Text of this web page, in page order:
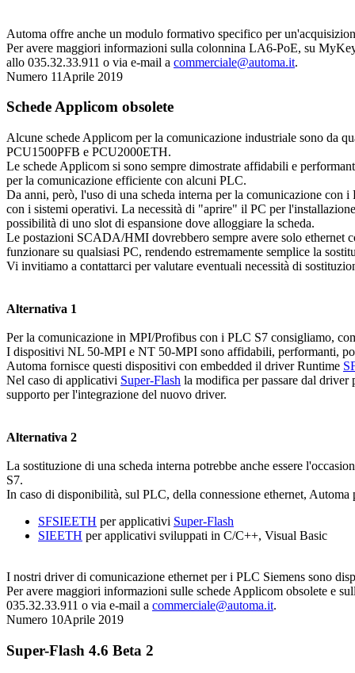
Automa offre anche un modulo formativo specifico per
Per avere maggiori informazioni sulla colonnina LA6-PoE, su
allo 035.32.33.911 o via e-mail a commerciale@automa.it.
Numero 11 Aprile 2019
Schede Applicom obsolete
Alcune schede Applicom per la comunicazione industriale sono da
PCU1500PFB e PCU2000ETH.
Le schede Applicom si sono sempre dimostrate affidabili e
per la comunicazione efficiente con alcuni PLC.
Da anni, però, l'uso di una scheda interna per la comunicazione
con i sistemi operativi. La necessità di "aprire" il PC per
possibilità di uno slot di espansione dove alloggiare la scheda.
Le postazioni SCADA/HMI dovrebbero sempre avere solo ethernet
funzionare su qualsiasi PC, rendendo estremamente semplice la
Vi invitiamo a contattarci per valutare eventuali necessità di
Alternativa 1
Per la comunicazione in MPI/Profibus con i PLC S7 consigliamo,
I dispositivi NL 50-MPI e NT 50-MPI sono affidabili, performanti,
Automa fornisce questi dispositivi con embedded il driver Runtime
Nel caso di applicativi Super-Flash la modifica per passare dal
supporto per l'integrazione del nuovo driver.
Alternativa 2
La sostituzione di una scheda interna potrebbe anche essere
S7.
In caso di disponibilità, sul PLC, della connessione ethernet,
SFSIEETH per applicativi Super-Flash
SIEETH per applicativi sviluppati in C/C++, Visual Basic
I nostri driver di comunicazione ethernet per i PLC Siemens sono
Per avere maggiori informazioni sulle schede Applicom obsolete e
035.32.33.911 o via e-mail a commerciale@automa.it.
Numero 10Aprile 2019
Super-Flash 4.6 Beta 2